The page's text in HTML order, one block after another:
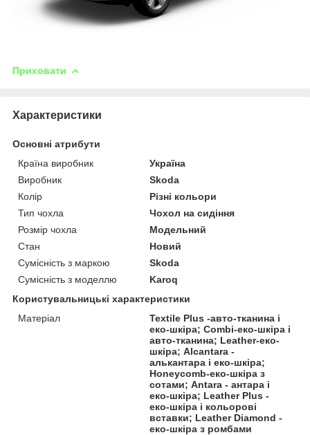
Приховати
Характеристики
Основні атрибути
Країна виробник
Україна
Виробник
Skoda
Колір
Різні кольори
Тип чохла
Чохол на сидіння
Розмір чохла
Модельний
Стан
Новий
Сумісність з маркою
Skoda
Сумісність з моделлю
Karoq
Користувальницькі характеристики
Матеріал
Textile Plus -авто-тканина і
еко-шкіра; Combi-еко-шкіра і
авто-тканина; Leather-еко-
шкіра; Alcantara -
алькантара і еко-шкіра;
Honeycomb-еко-шкіра з
сотами; Antara - антара і
еко-шкіра; Leather Plus -
еко-шкіра і кольорові
вставки; Leather Diamond -
еко-шкіра з ромбами